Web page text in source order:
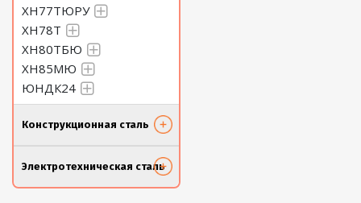
ХН77ТЮРУ
ХН78Т
ХН80ТБЮ
ХН85МЮ
ЮНДК24
Конструкционная сталь
Электротехническая сталь